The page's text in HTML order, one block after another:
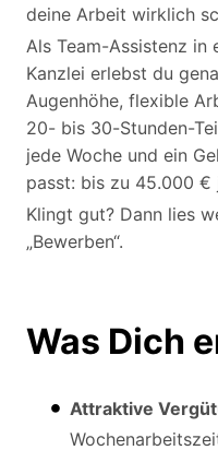
deine Arbeit wirklich
Als Team-Assistenz in
Kanzlei erlebst du
Augenhöhe, flexible
20- bis 30-Stunden-
jede Woche und ein
passt: bis zu 45.000 €
Klingt gut? Dann lies
„Bewerben“.
Was Dich
Attraktive